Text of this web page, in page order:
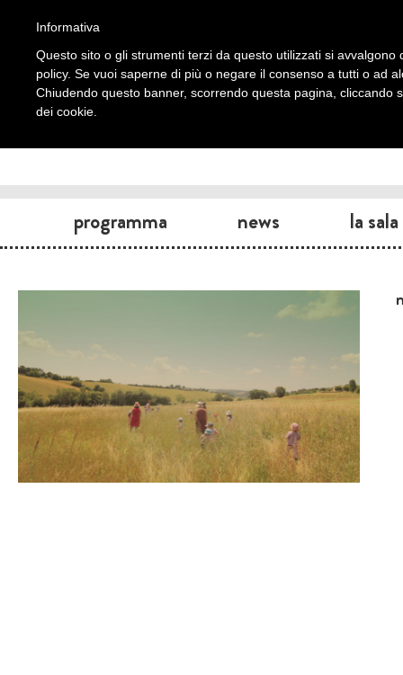
programma news la sala
Informativa
Questo sito o gli strumenti terzi da questo utilizzati si
policy. Se vuoi saperne di più o negare il consenso a tutti o ad
Chiudendo questo banner, scorrendo questa pagina, cliccando
dei cookie.